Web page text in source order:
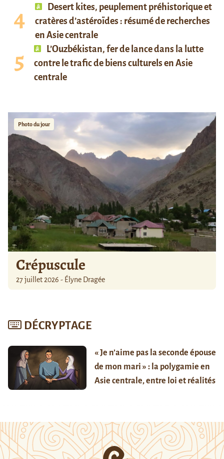
Desert kites, peuplement préhistorique et
cratères d’astéroïdes : résumé de recherches
en Asie centrale
L’Ouzbékistan, fer de lance dans la lutte
contre le trafic de biens culturels en Asie
centrale
Photo du jour
Crépuscule
27 juillet 2026 - Élyne Dragée
DÉCRYPTAGE
« Je n’aime pas la seconde épouse
de mon mari » : la polygamie en
Asie centrale, entre loi et réalités